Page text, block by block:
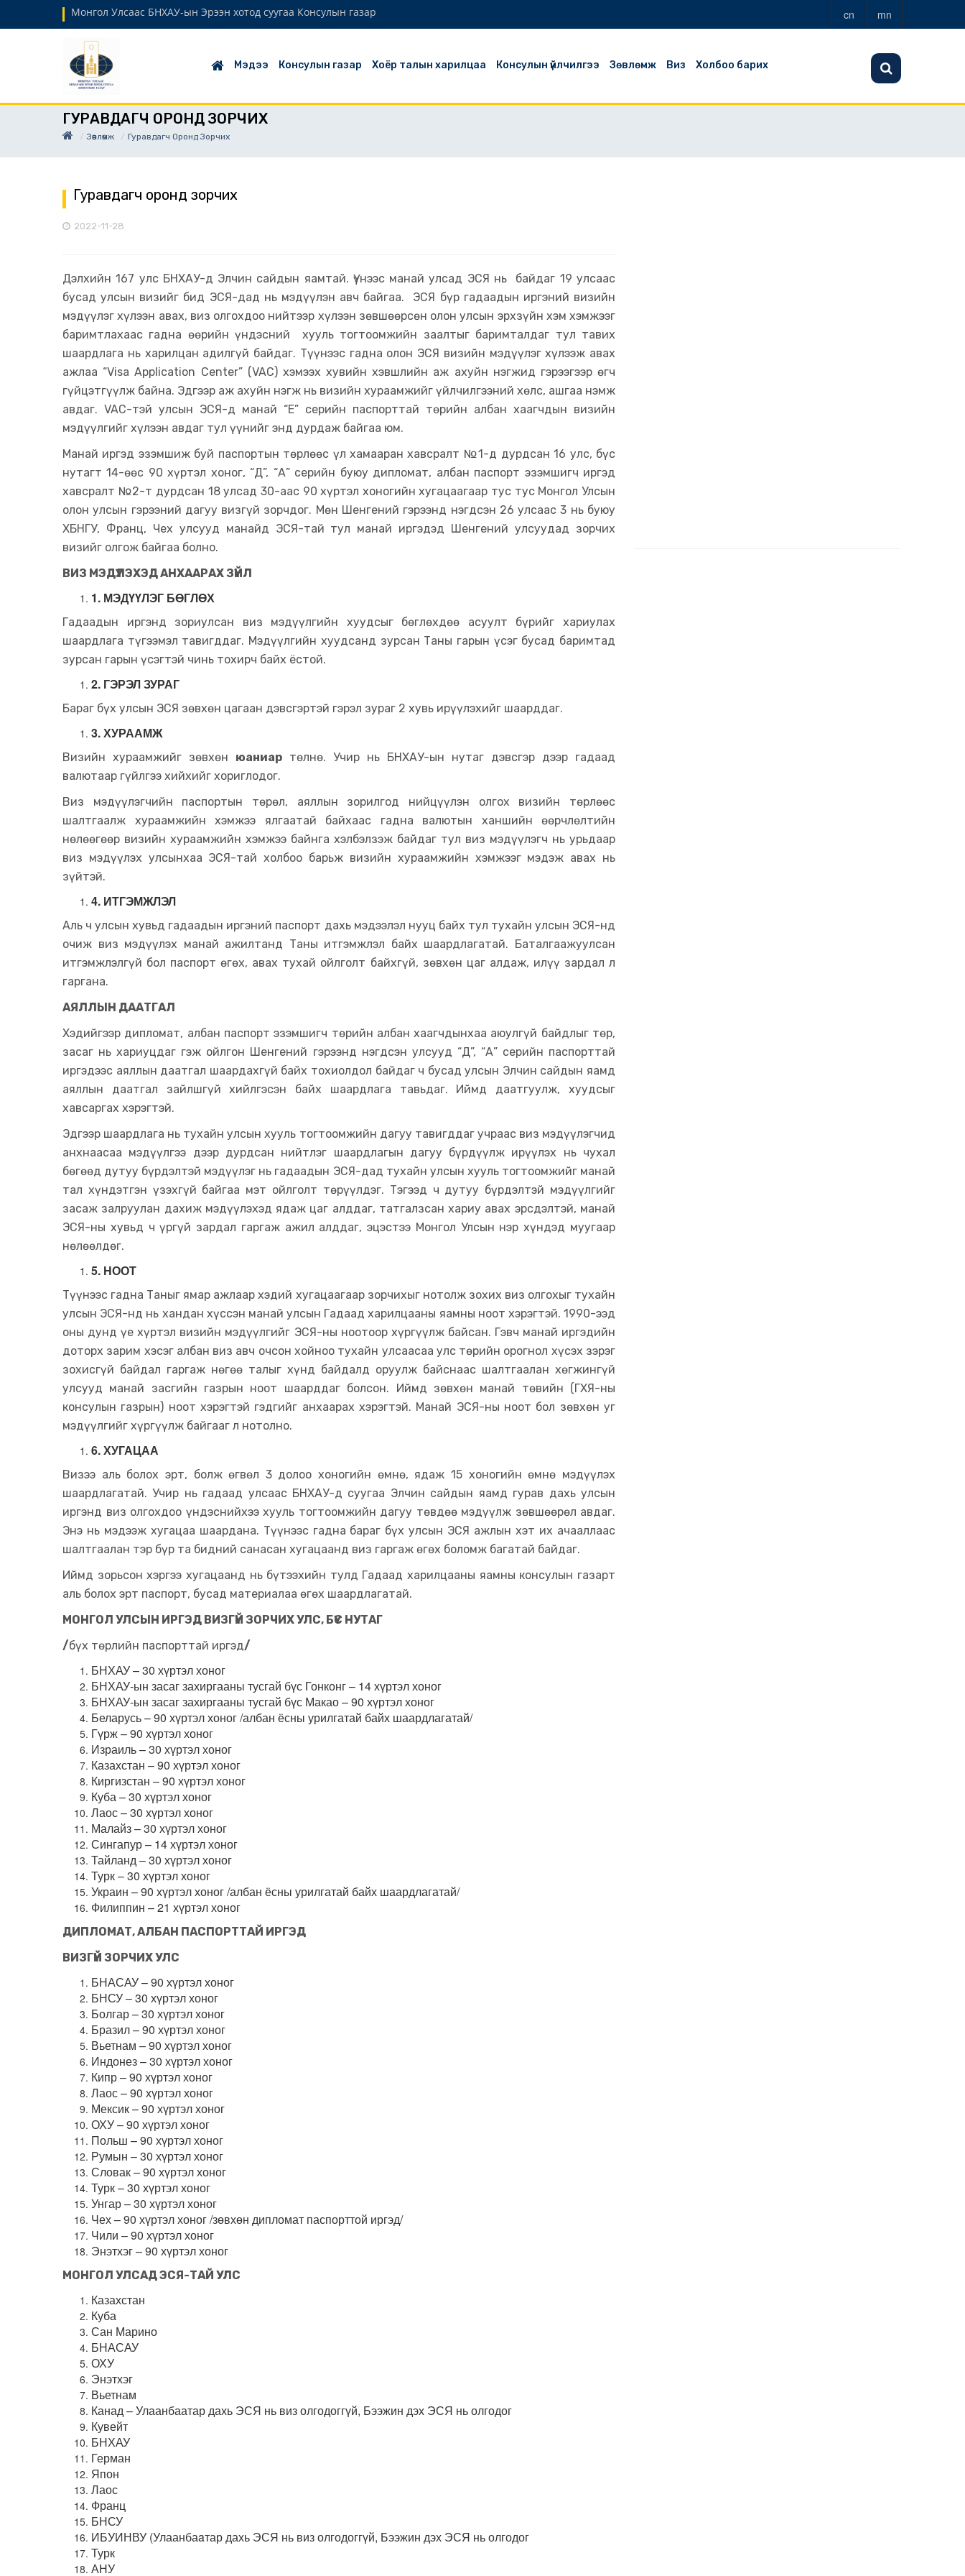
Монгол Улсаас БНХАУ-ын Эрээн хотод суугаа Консулын газар cn mn
Мэдээ Консулын газар Хоёр талын харилцаа Консулын үйлчилгээ Зөвлөмж Виз Холбоо барих
ГУРАВДАГЧ ОРОНД ЗОРЧИХ
Зөвлөмж Гуравдагч Оронд Зорчих
Гуравдагч оронд зорчих
2022-11-28
Дэлхийн 167 улс БНХАУ-д Элчин сайдын яамтай. Үүнээс манай улсад ЭСЯ нь байдаг 19 улсаас
бусад улсын визийг бид ЭСЯ-дад нь мэдүүлэн авч байгаа. ЭСЯ бүр гадаадын иргэний визийн
мэдүүлэг хүлээн авах, виз олгохдоо нийтээр хүлээн зөвшөөрсөн олон улсын эрхзүйн хэм хэмжээг
баримтлахаас гадна өөрийн үндэсний хууль тогтоомжийн заалтыг баримталдаг тул тавих
шаардлага нь харилцан адилгүй байдаг. Түүнээс гадна олон ЭСЯ визийн мэдүүлэг хүлээж авах
ажлаа “Visa Application Center” (VAC) хэмээх хувийн хэвшлийн аж ахуйн нэгжид гэрээгээр өгч
гүйцэтгүүлж байна. Эдгээр аж ахуйн нэгж нь визийн хураамжийг үйлчилгээний хөлс, ашгаа нэмж
авдаг. VAC-тэй улсын ЭСЯ-д манай “Е” серийн паспорттай төрийн албан хаагчдын визийн
мэдүүлгийг хүлээн авдаг тул үүнийг энд дурдаж байгаа юм.
Манай иргэд эзэмшиж буй паспортын төрлөөс үл хамааран хавсралт №1-д дурдсан 16 улс, бүс
нутагт 14-өөс 90 хүртэл хоног, “Д”, “А” серийн буюу дипломат, албан паспорт эзэмшигч иргэд
хавсралт №2-т дурдсан 18 улсад 30-аас 90 хүртэл хоногийн хугацаагаар тус тус Монгол Улсын
олон улсын гэрээний дагуу визгүй зорчдог. Мөн Шенгений гэрээнд нэгдсэн 26 улсаас 3 нь буюу
ХБНГУ, Франц, Чех улсууд манайд ЭСЯ-тай тул манай иргэдэд Шенгений улсуудад зорчих
визийг олгож байгаа болно.
ВИЗ МЭДҮҮЛЭХЭД АНХААРАХ ЗҮЙЛ
1. МЭДҮҮЛЭГ БӨГЛӨХ
Гадаадын иргэнд зориулсан виз мэдүүлгийн хуудсыг бөглөхдөө асуулт бүрийг хариулах
шаардлага түгээмэл тавигддаг. Мэдүүлгийн хуудсанд зурсан Таны гарын үсэг бусад баримтад
зурсан гарын үсэгтэй чинь тохирч байх ёстой.
2. ГЭРЭЛ ЗУРАГ
Бараг бүх улсын ЭСЯ зөвхөн цагаан дэвсгэртэй гэрэл зураг 2 хувь ирүүлэхийг шаарддаг.
3. ХУРААМЖ
Визийн хураамжийг зөвхөн юаниар төлнө. Учир нь БНХАУ-ын нутаг дэвсгэр дээр гадаад
валютаар гүйлгээ хийхийг хориглодог.
Виз мэдүүлэгчийн паспортын төрөл, аяллын зорилгод нийцүүлэн олгох визийн төрлөөс
шалтгаалж хураамжийн хэмжээ ялгаатай байхаас гадна валютын ханшийн өөрчлөлтийн
нөлөөгөөр визийн хураамжийн хэмжээ байнга хэлбэлзэж байдаг тул виз мэдүүлэгч нь урьдаар
виз мэдүүлэх улсынхаа ЭСЯ-тай холбоо барьж визийн хураамжийн хэмжээг мэдэж авах нь
зүйтэй.
4. ИТГЭМЖЛЭЛ
Аль ч улсын хувьд гадаадын иргэний паспорт дахь мэдээлэл нууц байх тул тухайн улсын ЭСЯ-нд
очиж виз мэдүүлэх манай ажилтанд Таны итгэмжлэл байх шаардлагатай. Баталгаажуулсан
итгэмжлэлгүй бол паспорт өгөх, авах тухай ойлголт байхгүй, зөвхөн цаг алдаж, илүү зардал л
гаргана.
АЯЛЛЫН ДААТГАЛ
Хэдийгээр дипломат, албан паспорт эзэмшигч төрийн албан хаагчдынхаа аюулгүй байдлыг төр,
засаг нь хариуцдаг гэж ойлгон Шенгений гэрээнд нэгдсэн улсууд “Д”, “А” серийн паспорттай
иргэдээс аяллын даатгал шаардахгүй байх тохиолдол байдаг ч бусад улсын Элчин сайдын яамд
аяллын даатгал зайлшгүй хийлгэсэн байх шаардлага тавьдаг. Иймд даатгуулж, хуудсыг
хавсаргах хэрэгтэй.
Эдгээр шаардлага нь тухайн улсын хууль тогтоомжийн дагуу тавигддаг учраас виз мэдүүлэгчид
анхнаасаа мэдүүлгээ дээр дурдсан нийтлэг шаардлагын дагуу бүрдүүлж ирүүлэх нь чухал
бөгөөд дутуу бүрдэлтэй мэдүүлэг нь гадаадын ЭСЯ-дад тухайн улсын хууль тогтоомжийг манай
тал хүндэтгэн үзэхгүй байгаа мэт ойлголт төрүүлдэг. Тэгээд ч дутуу бүрдэлтэй мэдүүлгийг
засаж залруулан дахиж мэдүүлэхэд ядаж цаг алддаг, татгалзсан хариу авах эрсдэлтэй, манай
ЭСЯ-ны хувьд ч үргүй зардал гаргаж ажил алддаг, эцэстээ Монгол Улсын нэр хүндэд муугаар
нөлөөлдөг.
5. НООТ
Түүнээс гадна Таныг ямар ажлаар хэдий хугацаагаар зорчихыг нотолж зохих виз олгохыг тухайн
улсын ЭСЯ-нд нь хандан хүссэн манай улсын Гадаад харилцааны яамны ноот хэрэгтэй. 1990-ээд
оны дунд үе хүртэл визийн мэдүүлгийг ЭСЯ-ны ноотоор хүргүүлж байсан. Гэвч манай иргэдийн
доторх зарим хэсэг албан виз авч очсон хойноо тухайн улсаасаа улс төрийн орогнол хүсэх зэрэг
зохисгүй байдал гаргаж нөгөө талыг хүнд байдалд оруулж байснаас шалтгаалан хөгжингүй
улсууд манай засгийн газрын ноот шаарддаг болсон. Иймд зөвхөн манай төвийн (ГХЯ-ны
консулын газрын) ноот хэрэгтэй гэдгийг анхаарах хэрэгтэй. Манай ЭСЯ-ны ноот бол зөвхөн уг
мэдүүлгийг хүргүүлж байгааг л нотолно.
6. ХУГАЦАА
Визээ аль болох эрт, болж өгвөл 3 долоо хоногийн өмнө, ядаж 15 хоногийн өмнө мэдүүлэх
шаардлагатай. Учир нь гадаад улсаас БНХАУ-д суугаа Элчин сайдын яамд гурав дахь улсын
иргэнд виз олгохдоо үндэснийхээ хууль тогтоомжийн дагуу төвдөө мэдүүлж зөвшөөрөл авдаг.
Энэ нь мэдээж хугацаа шаардана. Түүнээс гадна бараг бүх улсын ЭСЯ ажлын хэт их ачааллаас
шалтгаалан тэр бүр та бидний санасан хугацаанд виз гаргаж өгөх боломж багатай байдаг.
Иймд зорьсон хэргээ хугацаанд нь бүтээхийн тулд Гадаад харилцааны яамны консулын газарт
аль болох эрт паспорт, бусад материалаа өгөх шаардлагатай.
МОНГОЛ УЛСЫН ИРГЭД ВИЗГҮЙ ЗОРЧИХ УЛС, БҮС НУТАГ
/бүх төрлийн паспорттай иргэд/
БНХАУ – 30 хүртэл хоног
БНХАУ-ын засаг захиргааны тусгай бүс Гонконг – 14 хүртэл хоног
БНХАУ-ын засаг захиргааны тусгай бүс Макао – 90 хүртэл хоног
Беларусь – 90 хүртэл хоног /албан ёсны урилгатай байх шаардлагатай/
Гүрж – 90 хүртэл хоног
Израиль – 30 хүртэл хоног
Казахстан – 90 хүртэл хоног
Киргизстан – 90 хүртэл хоног
Куба – 30 хүртэл хоног
Лаос – 30 хүртэл хоног
Малайз – 30 хүртэл хоног
Сингапур – 14 хүртэл хоног
Тайланд – 30 хүртэл хоног
Турк – 30 хүртэл хоног
Украин – 90 хүртэл хоног /албан ёсны урилгатай байх шаардлагатай/
Филиппин – 21 хүртэл хоног
ДИПЛОМАТ, АЛБАН ПАСПОРТТАЙ ИРГЭД
ВИЗГҮЙ ЗОРЧИХ УЛС
БНАСАУ – 90 хүртэл хоног
БНСУ – 30 хүртэл хоног
Болгар – 30 хүртэл хоног
Бразил – 90 хүртэл хоног
Вьетнам – 90 хүртэл хоног
Индонез – 30 хүртэл хоног
Кипр – 90 хүртэл хоног
Лаос – 90 хүртэл хоног
Мексик – 90 хүртэл хоног
ОХУ – 90 хүртэл хоног
Польш – 90 хүртэл хоног
Румын – 30 хүртэл хоног
Словак – 90 хүртэл хоног
Турк – 30 хүртэл хоног
Унгар – 30 хүртэл хоног
Чех – 90 хүртэл хоног /зөвхөн дипломат паспорттой иргэд/
Чили – 90 хүртэл хоног
Энэтхэг – 90 хүртэл хоног
МОНГОЛ УЛСАД ЭСЯ-ТАЙ УЛС
Казахстан
Куба
Сан Марино
БНАСАУ
ОХУ
Энэтхэг
Вьетнам
Канад – Улаанбаатар дахь ЭСЯ нь виз олгодоггүй, Бээжин дэх ЭСЯ нь олгодог
Кувейт
БНХАУ
Герман
Япон
Лаос
Франц
БНСУ
ИБУИНВУ (Улаанбаaтар дахь ЭСЯ нь виз олгодоггүй, Бээжин дэх ЭСЯ нь олгодог
Турк
АНУ